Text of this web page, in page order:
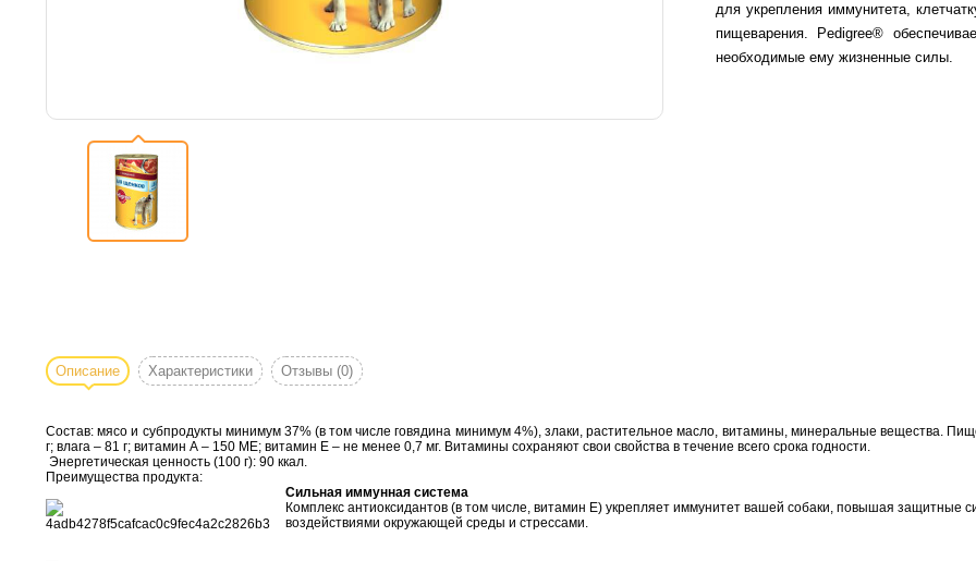
для укрепления иммунитета,
пищеварения. Pedigree®
необходимые ему жизненные силы.
Описание Характеристики Отзывы (0)
Состав: мясо и субпродукты минимум 37% (в том числе говядина минимум 4%), злаки, растительное масло, витамины, минеральные вещества.
г; влага – 81 г; витамин А – 150 ME; витамин Е – не менее 0,7 мг. Витамины сохраняют свои свойства в течение всего срока годности.
Энергетическая ценность (100 г): 90 ккал.
Преимущества продукта:
Сильная иммунная система
Комплекс антиоксидантов (в том числе, витамин Е) укрепляет иммунитет вашей собаки, повышая защитные
воздействиями окружающей среды и стрессами.